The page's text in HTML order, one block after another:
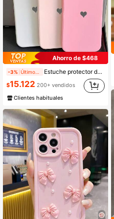
Ahorro de $468
-3% Estuche protector de teléfono con diseño de corazón sólido de 3 piezas, con elemento de corazón de moda minimalista blanco y rosa, a prueba de golpes, mate, con baño electrolítico, resistente al agua, a las caídas y a los arañazos, compatible con iPhone 16 Pro Max 15 14 Plus 13 12 11, regalo de primavera, regalo de aniversario
$15.122 200+ vendidos
Clientes habituales